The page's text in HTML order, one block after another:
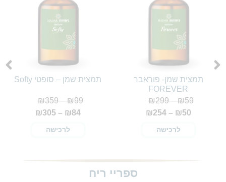
תמצית שמן- פוראבר
FOREVER
₪59
–
₪299
₪50
–
₪254
לרכישה
תמצית שמן – סופטי Softy
₪99
–
₪359
₪84
–
₪305
לרכישה
ספריי ריח